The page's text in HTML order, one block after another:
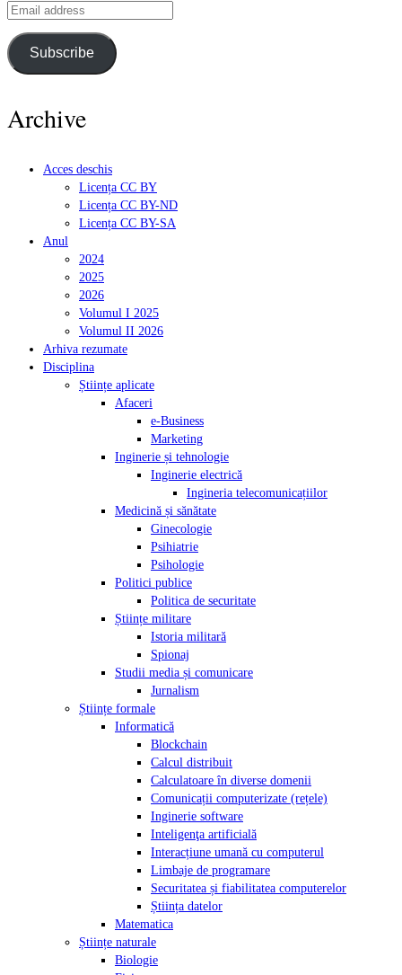
Email
Subscribe
Archive
Acces deschis
Licența CC BY
Licența CC BY-ND
Licența CC BY-SA
Anul
2024
2025
2026
Volumul I 2025
Volumul II 2026
Arhiva rezumate
Disciplina
Științe aplicate
Afaceri
e-Business
Marketing
Inginerie și tehnologie
Inginerie electrică
Ingineria telecomunicațiilor
Medicină și sănătate
Ginecologie
Psihiatrie
Psihologie
Politici publice
Politica de securitate
Științe militare
Istoria militară
Spionaj
Studii media și comunicare
Jurnalism
Științe formale
Informatică
Blockchain
Calcul distribuit
Calculatoare în diverse domenii
Comunicații computerizate (rețele)
Inginerie software
Inteligenţa artificială
Interacțiune umană cu computerul
Limbaje de programare
Securitatea și fiabilitatea computerelor
Știința datelor
Matematica
Științe naturale
Biologie